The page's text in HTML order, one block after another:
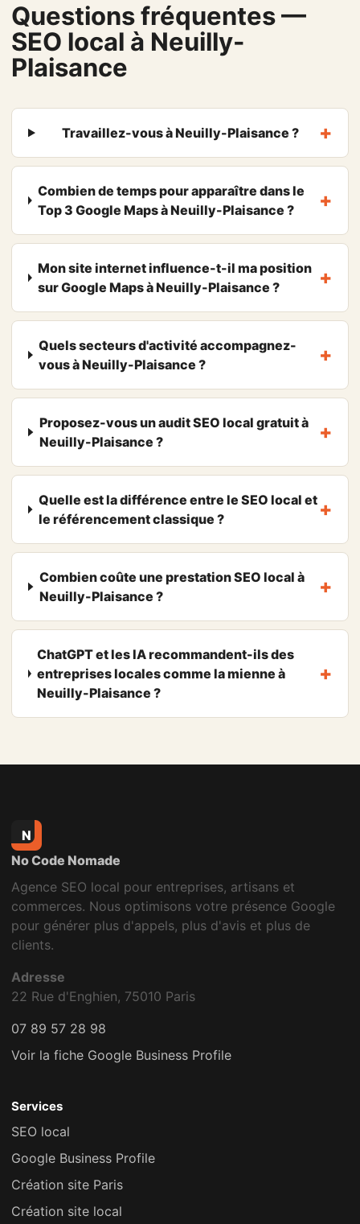
Questions fréquentes —
SEO local à Neuilly-
Plaisance
Travaillez-vous à Neuilly-Plaisance ?
Combien de temps pour apparaître dans le
Top 3 Google Maps à Neuilly-Plaisance ?
Mon site internet influence-t-il ma position
sur Google Maps à Neuilly-Plaisance ?
Quels secteurs d'activité accompagnez-
vous à Neuilly-Plaisance ?
Proposez-vous un audit SEO local gratuit à
Neuilly-Plaisance ?
Quelle est la différence entre le SEO local et
le référencement classique ?
Combien coûte une prestation SEO local à
Neuilly-Plaisance ?
ChatGPT et les IA recommandent-ils des
entreprises locales comme la mienne à
Neuilly-Plaisance ?
N
No Code Nomade
Agence SEO local pour entreprises, artisans et
commerces. Nous optimisons votre présence Google
pour générer plus d'appels, plus d'avis et plus de
clients.
Adresse
22 Rue d'Enghien, 75010 Paris
07 89 57 28 98
Voir la fiche Google Business Profile
Services
SEO local
Google Business Profile
Création site Paris
Création site local